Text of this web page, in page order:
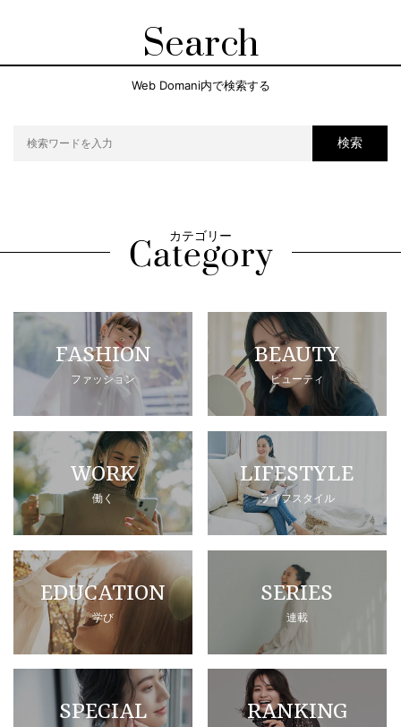
Search
Web Domani内で検索する
検索
カテゴリー
FASHION
ファッション
BEAUTY
ビューティ
WORK
働く
LIFESTYLE
ライフスタイル
EDUCATION
学び
SERIES
連載
SPECIAL RANKING